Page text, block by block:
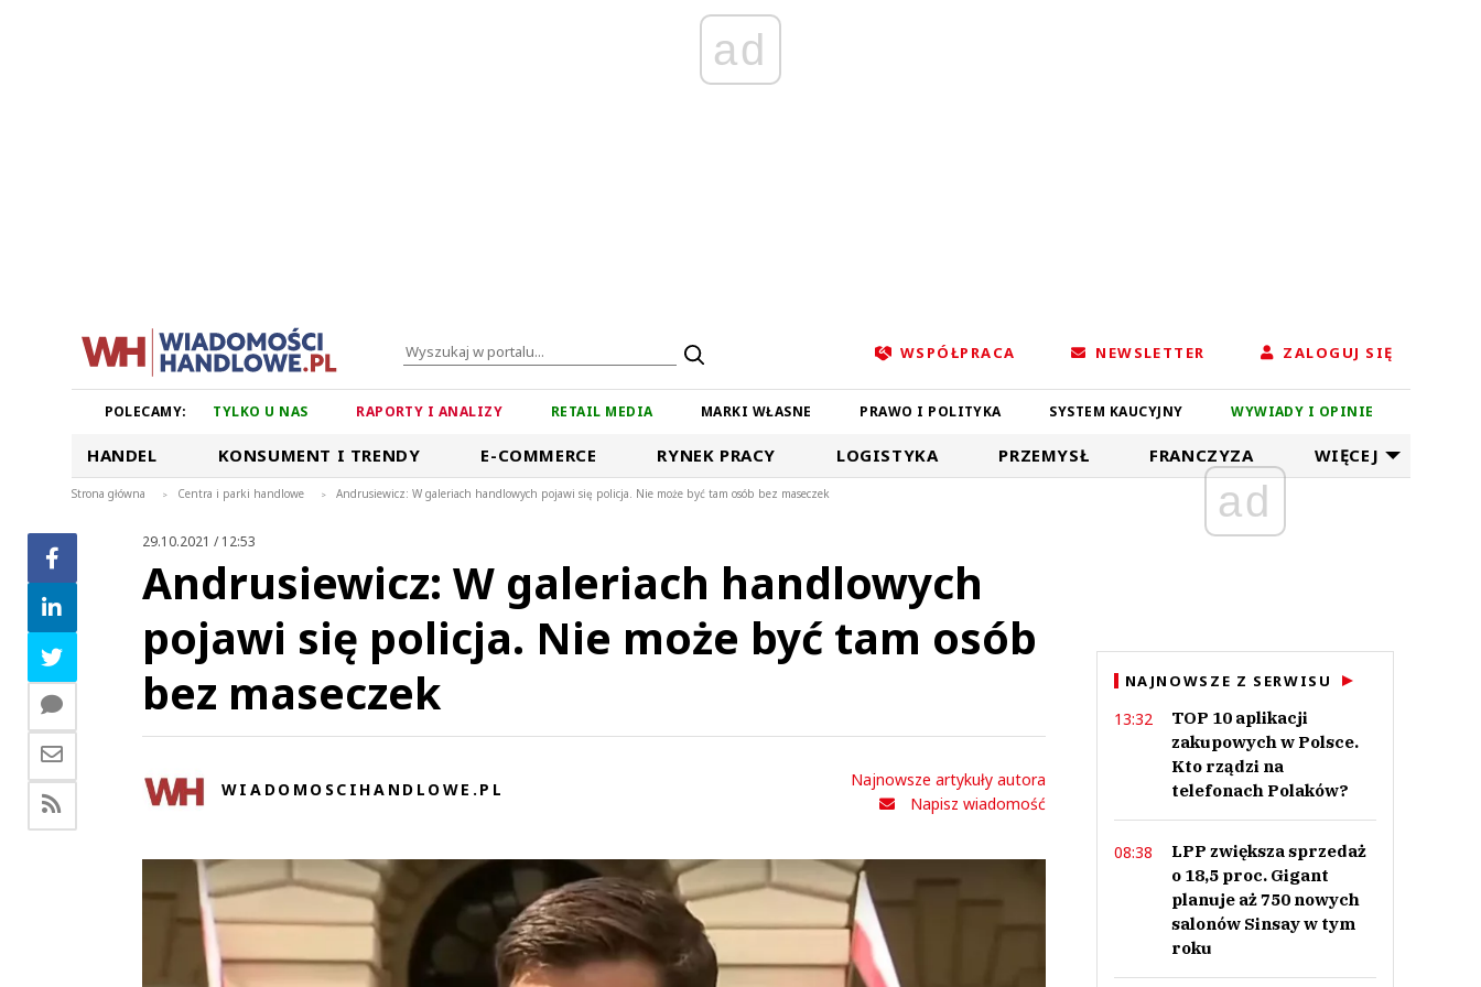
ad
WSPÓŁPRACA NEWSLETTER ZALOGUJ SIĘ
POLECAMY: TYLKO U NAS RAPORTY I ANALIZY RETAIL MEDIA MARKI WŁASNE PRAWO I POLITYKA SYSTEM KAUCYJNY WYWIADY I OPINIE
HANDEL KONSUMENT I TRENDY E-COMMERCE RYNEK PRACY LOGISTYKA PRZEMYSŁ FRANCZYZA WIĘCEJ
Strona główna > Centra i parki handlowe > Andrusiewicz: W galeriach handlowych pojawi się policja. Nie może być tam osób bez maseczek
29.10.2021 / 12:53
Andrusiewicz: W galeriach handlowych
pojawi się policja. Nie może być tam osób
bez maseczek
WIADOMOSCIHANDLOWE.PL
Najnowsze artykuły autora
Napisz wiadomość
ad
NAJNOWSZE Z SERWISU
13:32
TOP 10 aplikacji
zakupowych w Polsce.
Kto rządzi na
telefonach Polaków?
08:38
LPP zwiększa sprzedaż
o 18,5 proc. Gigant
planuje aż 750 nowych
salonów Sinsay w tym
roku